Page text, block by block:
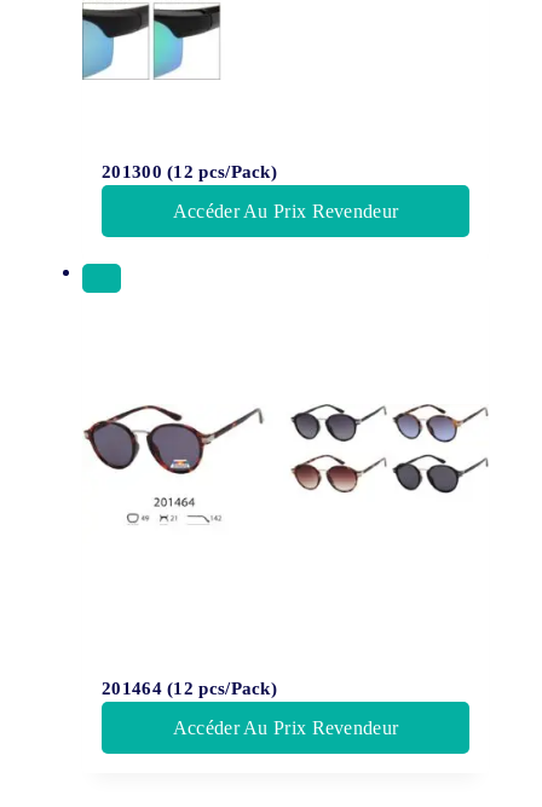
201300 (12 pcs/Pack)
Accéder Au Prix Revendeur
201464 (12 pcs/Pack)
Accéder Au Prix Revendeur